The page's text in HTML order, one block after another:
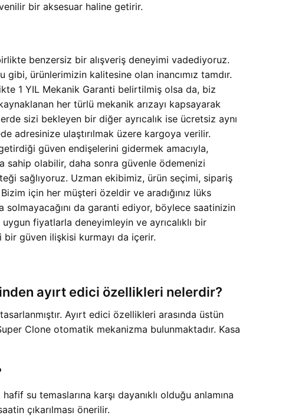
bir aksesuar haline getirir.
benzersiz bir alışveriş deneyimi vadediyoruz.
ürünlerimizin kalitesine olan inancımız tamdır.
1 YIL Mekanik Garanti belirtilmiş olsa da, biz
her türlü mekanik arızayı kapsayarak
sizi bekleyen bir diğer ayrıcalık ise ücretsiz aynı
adresinize ulaştırılmak üzere kargoya verilir.
güven endişelerini gidermek amacıyla,
sahip olabilir, daha sonra güvenle ödemenizi
sağlıyoruz. Uzman ekibimiz, ürün seçimi, sipariş
için her müşteri özeldir ve aradığınız lüks
solmayacağını da garanti ediyor, böylece saatinizin
fiyatlarla deneyimleyin ve ayrıcalıklı bir
bir güven ilişkisi kurmayı da içerir.
ayırt edici özellikleri nelerdir?
Ayırt edici özellikleri arasında üstün
Clone otomatik mekanizma bulunmaktadır. Kasa
su temaslarına karşı dayanıklı olduğu anlamına
çıkarılması önerilir.